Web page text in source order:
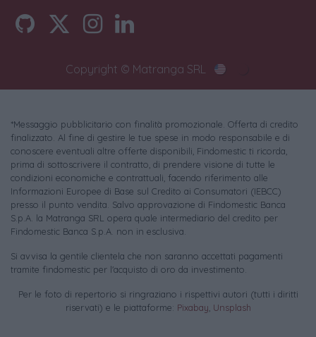
Copyright © Matranga SRL
*Messaggio pubblicitario con finalità promozionale. Offerta di credito
finalizzato. Al fine di gestire le tue spese in modo responsabile e di
conoscere eventuali altre offerte disponibili, Findomestic ti ricorda,
prima di sottoscrivere il contratto, di prendere visione di tutte le
condizioni economiche e contrattuali, facendo riferimento alle
Informazioni Europee di Base sul Credito ai Consumatori (IEBCC)
presso il punto vendita. Salvo approvazione di Findomestic Banca
S.p.A. la Matranga SRL opera quale intermediario del credito per
Findomestic Banca S.p.A. non in esclusiva.
Si avvisa la gentile clientela che non saranno accettati pagamenti
tramite findomestic per l'acquisto di oro da investimento.
Per le foto di repertorio si ringraziano i rispettivi autori (tutti i diritti
riservati) e le piattaforme: Pixabay Unsplash